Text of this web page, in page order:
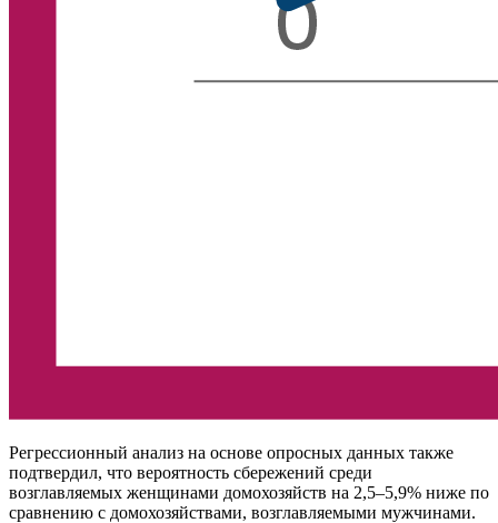
Регрессионный анализ на основе опросных данных также
подтвердил, что вероятность сбережений среди
возглавляемых женщинами домохозяйств на 2,5–5,9% ниже по
сравнению с домохозяйствами, возглавляемыми мужчинами.